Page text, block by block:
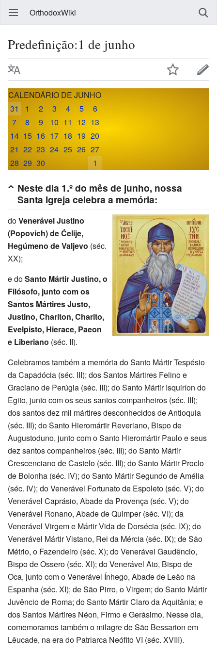
OrthodoxWiki
Predefinição:1 de junho
CALENDÁRIO DE JUNHO
31
1 2 3 4 5
6
7
8 9 10 11 12 13
14 15 16 17 18 19 20
21 22 23 24 25 26 27
28 29 30 1
Neste dia 1.º do mês de junho, nossa
Santa Igreja celebra a memória:
doVenerável Justino
(Popovich) de Ćelije,
Hegúmeno de Valjevo (séc.
XX);
e doSanto Mártir Justino, o
Filósofo, junto com os
Santos Mártires Justo,
Justino, Chariton, Charito,
Evelpisto, Hierace, Paeon
e Liberiano (séc. II).
Celebramos também a memória do Santo Mártir Tespésio
da Capadócia (séc. III); dos Santos Mártires Felino e
Graciano de Perúgia (séc. III); do Santo Mártir Isquiríon do
Egito, junto com os seus santos companheiros (séc. III);
dos santos dez mil mártires desconhecidos de Antioquia
(séc. III); do Santo Hieromártir Reveriano, Bispo de
Augustoduno, junto com o Santo Hieromártir Paulo e seus
dez santos companheiros (séc. III); do Santo Mártir
Crescenciano de Castelo (séc. III); do Santo Mártir Proclo
de Bolonha (séc. IV); do Santo Mártir Segundo de Amélia
(séc. IV); do Venerável Fortunato de Espoleto (séc. V); do
Venerável Caprásio, Abade da Provença (séc. V); do
Venerável Ronano, Abade de Quimper (séc. VI); da
Venerável Virgem e Mártir Vida de Dorsécia (séc. IX); do
Venerável Mártir Vistano, Rei da Mércia (séc. IX); de São
Métrio, o Fazendeiro (séc. X); do Venerável Gaudêncio,
Bispo de Ossero (séc. XI); do Venerável Ato, Bispo de
Oca, junto com o Venerável Ínhego, Abade de Leão na
Espanha (séc. XI); de São Pirro, o Virgem; do Santo Mártir
Juvêncio de Roma; do Santo Mártir Claro da Aquitânia; e
dos Santos Mártires Néon, Firmo e Gerásimo. Nesse dia,
comemoramos também o milagre de São Bessarion em
Lêucade, na era do Patriarca Neófito VI (séc. XVIII).